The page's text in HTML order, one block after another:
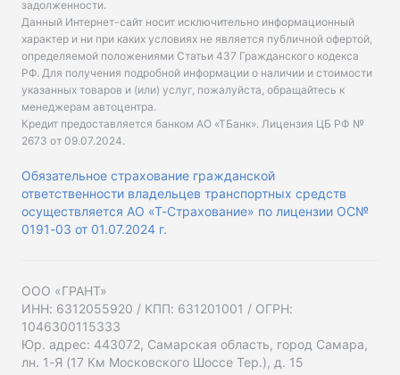
задолженности.
Данный Интернет-сайт носит исключительно информационный
характер и ни при каких условиях не является публичной офертой,
определяемой положениями Статьи 437 Гражданского кодекса
РФ. Для получения подробной информации о наличии и стоимости
указанных товаров и (или) услуг, пожалуйста, обращайтесь к
менеджерам автоцентра.
Кредит предоставляется банком АО «ТБанк». Лицензия ЦБ РФ №
2673 от 09.07.2024.
Обязательное страхование гражданской
ответственности владельцев транспортных средств
осуществляется АО «Т-Страхование» по лицензии ОС№
0191-03 от 01.07.2024 г.
ООО «ГРАНТ»
ИНН: 6312055920 / КПП: 631201001 / ОГРН:
1046300115333
Юр. адрес: 443072, Самарская область, город Самара,
лн. 1-Я (17 Км Московского Шоссе Тер.), д. 15